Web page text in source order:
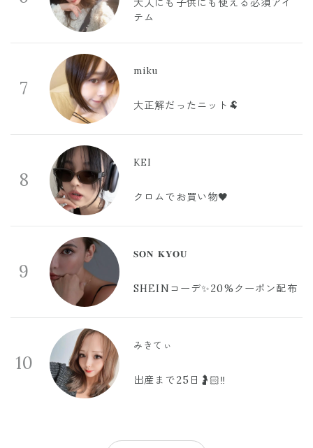
大人にも子供にも使える必須アイ
テム
7
miku
大正解だったニット🐏
8
KEI
クロムでお買い物🖤
9
𝐒𝐎𝐍 𝐊𝐘𝐎𝐔
SHEINコーデ✨20%クーポン配布
10
みきてぃ
出産まで25日🤰🏻‼️